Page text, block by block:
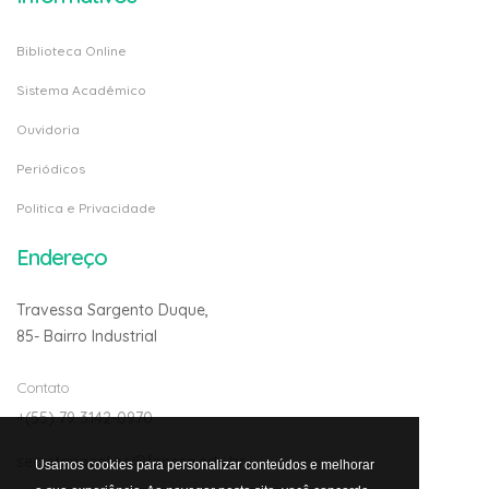
Usamos cookies para personalizar conteúdos e melhorar
Biblioteca Online
Sistema Acadêmico
Ouvidoria
Periódicos
Politica e Privacidade
Endereço
Travessa Sargento Duque,
85- Bairro Industrial
Contato
+(55) 79 3142-0970
secretariaonline@fanese.edu.br